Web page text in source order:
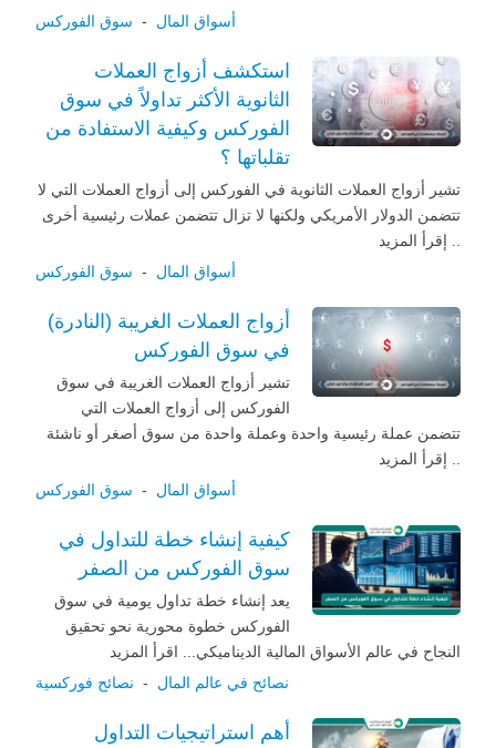
أسواق المال - سوق الفوركس
استكشف أزواج العملات
الثانوية الأكثر تداولاً في سوق
الفوركس وكيفية الاستفادة من
تقلباتها ؟
تشير أزواج العملات الثانوية في الفوركس إلى أزواج العملات التي لا
تتضمن الدولار الأمريكي ولكنها لا تزال تتضمن عملات رئيسية أخرى
.. إقرأ المزيد
أسواق المال - سوق الفوركس
أزواج العملات الغريبة (النادرة)
في سوق الفوركس
تشير أزواج العملات الغريبة في سوق
الفوركس إلى أزواج العملات التي
تتضمن عملة رئيسية واحدة وعملة واحدة من سوق أصغر أو ناشئة
.. إقرأ المزيد
أسواق المال - سوق الفوركس
كيفية إنشاء خطة للتداول في
سوق الفوركس من الصفر
يعد إنشاء خطة تداول يومية في سوق
الفوركس خطوة محورية نحو تحقيق
النجاح في عالم الأسواق المالية الديناميكي... اقرأ المزيد
نصائح في عالم المال - نصائح فوركسية
أهم استراتيجيات التداول